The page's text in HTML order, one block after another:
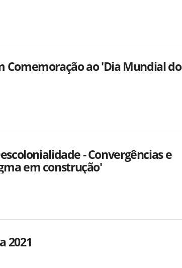
Comemoração ao 'Dia Mundial do
- Convergências e
em construção'
2021